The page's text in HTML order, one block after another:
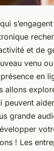
et de
venu
en
allons
peuvent
grande
! Les